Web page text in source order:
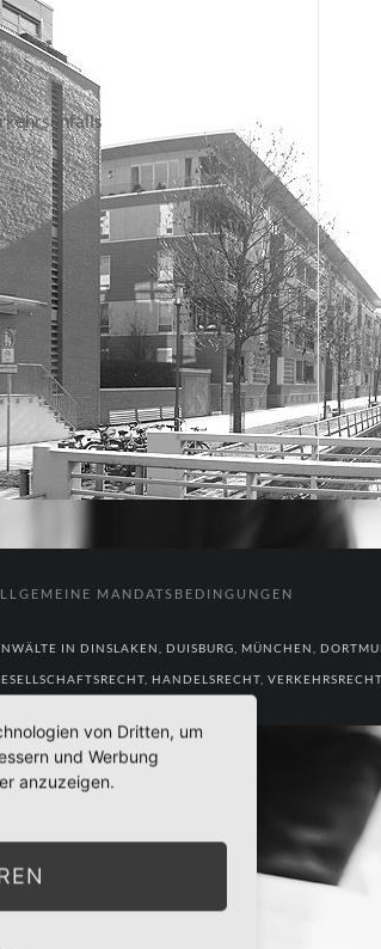
MANDATSBEDINGUNGEN
IN DINSLAKEN, DUISBURG, MÜNCHEN,
HANDELSRECHT,
von Dritten, um
und Werbung
anzuzeigen.